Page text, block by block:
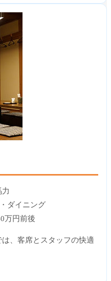
ダイニング
万円前後
、客席とスタッフの快適